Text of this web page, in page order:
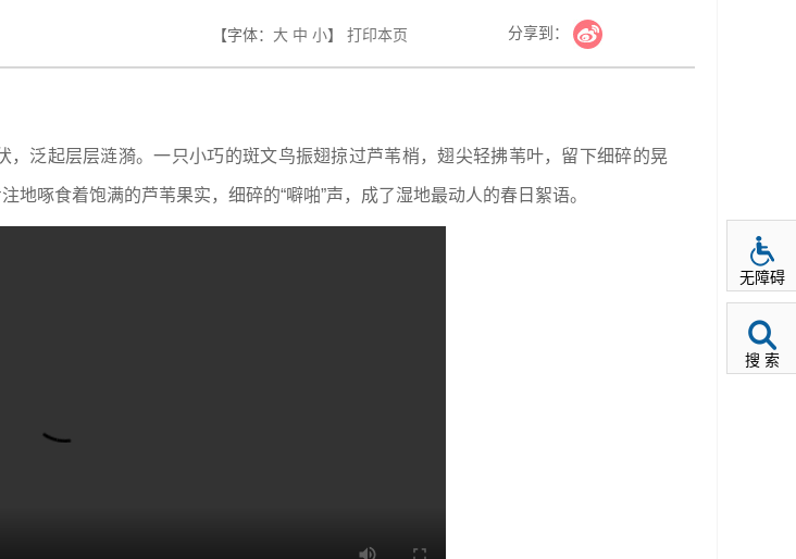
【字体： 大 中 小】 打印本页 分享到：
泛起层层涟漪。一只小巧的斑文鸟振翅掠过芦苇梢，翅尖轻拂苇叶，留下细碎的晃
啄食着饱满的芦苇果实，细碎的“噼啪”声，成了湿地最动人的春日絮语。
无障碍
搜 索